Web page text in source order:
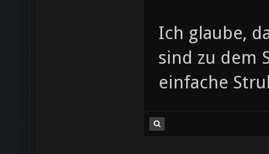
Ich glaube,
sind zu dem
einfache